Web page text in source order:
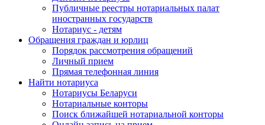
Публичные реестры нотариальных палат
иностранных государств
Нотариус - детям
Обращения граждан и юрлиц
Порядок рассмотрения обращений
Личный прием
Прямая телефонная линия
Найти нотариуса
Нотариусы Беларуси
Нотариальные конторы
Поиск ближайшей нотариальной конторы